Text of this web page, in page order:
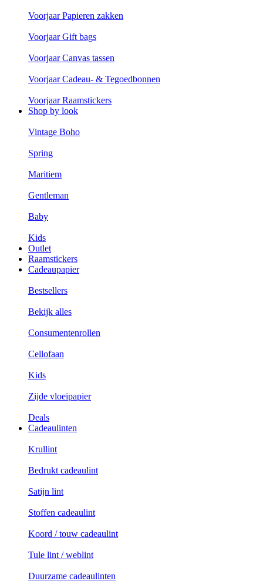
Voorjaar Papieren zakken
Voorjaar Gift bags
Voorjaar Canvas tassen
Voorjaar Cadeau- & Tegoedbonnen
Voorjaar Raamstickers
Shop by look
Vintage Boho
Spring
Maritiem
Gentleman
Baby
Kids
Outlet
Raamstickers
Cadeaupapier
Bestsellers
Bekijk alles
Consumentenrollen
Cellofaan
Kids
Zijde vloeipapier
Deals
Cadeaulinten
Krullint
Bedrukt cadeaulint
Satijn lint
Stoffen cadeaulint
Koord / touw cadeaulint
Tule lint / weblint
Duurzame cadeaulinten